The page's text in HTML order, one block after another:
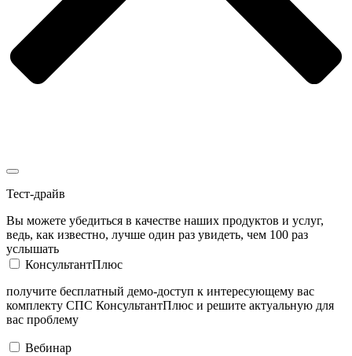
Тест-драйв
Вы можете убедиться в качестве наших продуктов и услуг,
ведь, как известно, лучше один раз увидеть, чем 100 раз
услышать
КонсультантПлюс
получите бесплатный демо-доступ к интересующему вас
комплекту СПС КонсультантПлюс и решите актуальную для
вас проблему
Вебинар